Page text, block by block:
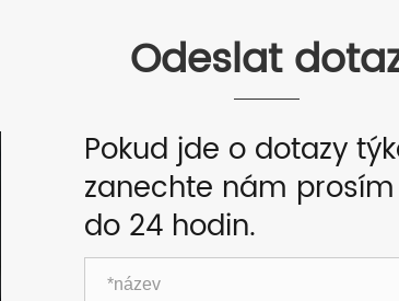
Odeslat
Pokud jde o dotazy
zanechte nám
do 24 hodin.